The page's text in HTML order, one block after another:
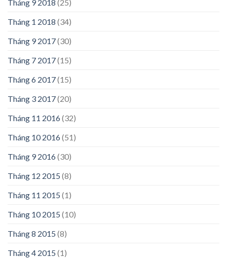
Tháng 9 2018 (25)
Tháng 1 2018 (34)
Tháng 9 2017(30)
Tháng 7 2017(15)
Tháng 6 2017(15)
Tháng 3 2017(20)
Tháng 11 2016(32)
Tháng 10 2016(51)
Tháng 9 2016(30)
Tháng 12 2015 (8)
Tháng 11 2015 (1)
Tháng 10 2015 (10)
Tháng 8 2015 (8)
Tháng 4 2015 (1)